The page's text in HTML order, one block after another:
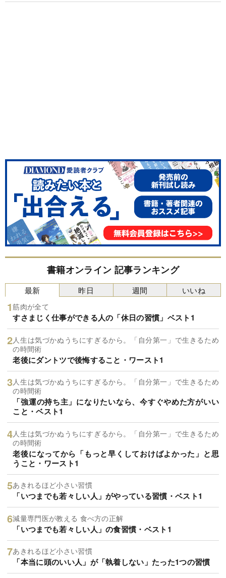
書籍オンライン 記事ランキング
最新
筋肉が全て
すさまじく仕事ができる人の「休日の習慣」ベスト1
人生は気づかぬうちにすぎるから。「自分第一」で生きるため
の時間術
老後にダントツで後悔すること・ワースト1
人生は気づかぬうちにすぎるから。「自分第一」で生きるため
の時間術
「強運の持ち主」になりたいなら、今すぐやめた方がいい
こと・ベスト1
人生は気づかぬうちにすぎるから。「自分第一」で生きるため
の時間術
老後になってから「もっと早くしておけばよかった」と思
うこと・ワースト1
あきれるほど小さい習慣
「いつまでも若々しい人」がやっている習慣・ベスト1
減量専門医が教える 食べ方の正解
「いつまでも若々しい人」の食習慣・ベスト1
あきれるほど小さい習慣
「本当に頭のいい人」が「執着しない」たった1つの習慣
昨日 週間 いいね